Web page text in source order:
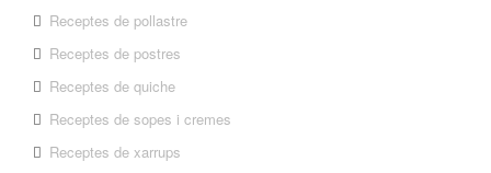
Receptes de pollastre
Receptes de postres
Receptes de quiche
Receptes de sopes i cremes
Receptes de xarrups